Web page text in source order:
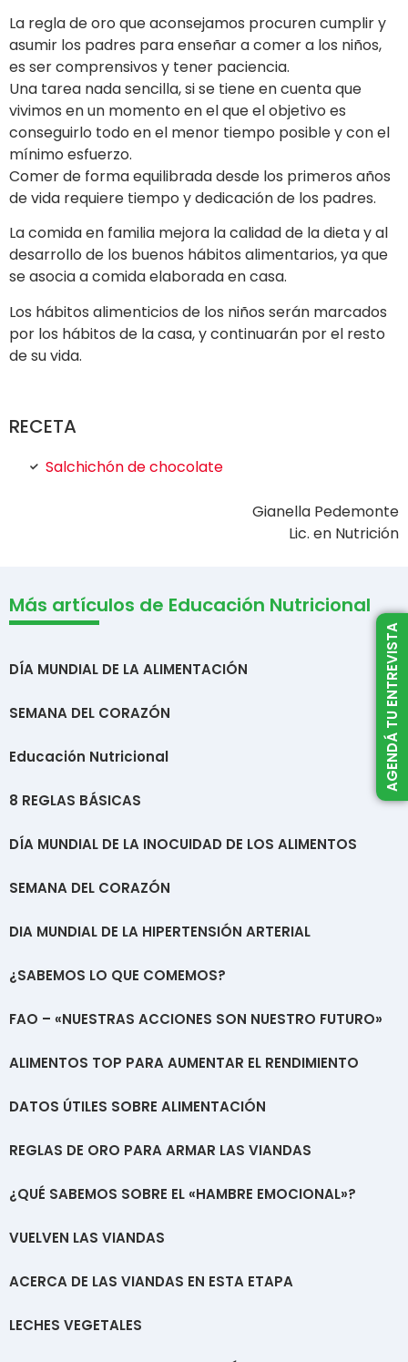
La regla de oro que aconsejamos procuren cumplir y
asumir los padres para enseñar a comer a los niños,
es ser comprensivos y tener paciencia.
Una tarea nada sencilla, si se tiene en cuenta que
vivimos en un momento en el que el objetivo es
conseguirlo todo en el menor tiempo posible y con el
mínimo esfuerzo.
Comer de forma equilibrada desde los primeros años
de vida requiere tiempo y dedicación de los padres.
La comida en familia mejora la calidad de la dieta y al
desarrollo de los buenos hábitos alimentarios, ya que
se asocia a comida elaborada en casa.
Los hábitos alimenticios de los niños serán marcados
por los hábitos de la casa, y continuarán por el resto
de su vida.
RECETA
Salchichón de chocolate
Gianella Pedemonte
Lic. en Nutrición
Más artículos de Educación Nutricional
DÍA MUNDIAL DE LA ALIMENTACIÓN
SEMANA DEL CORAZÓN
Educación Nutricional
8 REGLAS BÁSICAS
DÍA MUNDIAL DE LA INOCUIDAD DE LOS ALIMENTOS
SEMANA DEL CORAZÓN
DIA MUNDIAL DE LA HIPERTENSIÓN ARTERIAL
¿SABEMOS LO QUE COMEMOS?
FAO – «NUESTRAS ACCIONES SON NUESTRO FUTURO»
ALIMENTOS TOP PARA AUMENTAR EL RENDIMIENTO
DATOS ÚTILES SOBRE ALIMENTACIÓN
REGLAS DE ORO PARA ARMAR LAS VIANDAS
¿QUÉ SABEMOS SOBRE EL «HAMBRE EMOCIONAL»?
VUELVEN LAS VIANDAS
ACERCA DE LAS VIANDAS EN ESTA ETAPA
LECHES VEGETALES
AGENDÁ TU ENTREVISTA